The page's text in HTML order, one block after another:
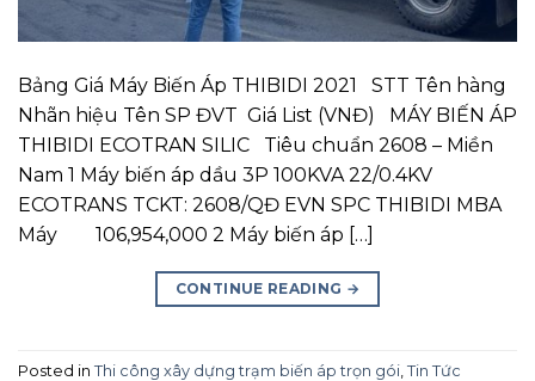
Bảng Giá Máy Biến Áp THIBIDI 2021 STT Tên hàng
Nhãn hiệu Tên SP ĐVT Giá List (VNĐ) MÁY BIẾN ÁP
THIBIDI ECOTRAN SILIC Tiêu chuẩn 2608 – Miền
Nam 1 Máy biến áp dầu 3P 100KVA 22/0.4KV
ECOTRANS TCKT: 2608/QĐ EVN SPC THIBIDI MBA
Máy 106,954,000 2 Máy biến áp […]
CONTINUE READING →
Posted in Thi công xây dựng trạm biến áp trọn gói Tin Tức